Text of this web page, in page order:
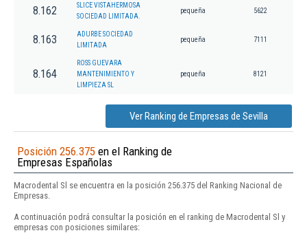
8.162
SLICE VISTAHERMOSA
SOCIEDAD LIMITADA.
pequeña 5622
8.163
ADURBE SOCIEDAD
LIMITADA
pequeña 7111
8.164
ROSS GUEVARA
MANTENIMIENTO Y
LIMPIEZA SL
pequeña 8121
Ver Ranking de Empresas de Sevilla
Posición 256.375 en el Ranking de
Empresas Españolas
Macrodental Sl se encuentra en la posición 256.375 del Ranking Nacional de
Empresas.
A continuación podrá consultar la posición en el ranking de Macrodental Sl y
empresas con posiciones similares: